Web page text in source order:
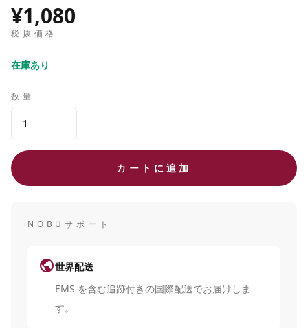
¥1,080
税抜価格
在庫あり
数量
カートに追加
NOBUサポート
public世界配送
EMS を含む追跡付きの国際配送でお届けしま
す。